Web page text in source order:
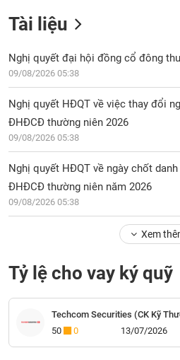
Tài liệu
Nghị quyết đại hội đồng cổ đông
09/08/2026 05:38
Nghị quyết HĐQT về việc thay đổi
ĐHĐCĐ thường niên 2026
09/08/2026 05:38
Nghị quyết HĐQT về ngày chốt
ĐHĐCĐ thường niên năm 2026
09/08/2026 05:38
Xem
Tỷ lệ cho vay ký quỹ
Techcom Securities (CK Kỹ
50
0 13/07/2026